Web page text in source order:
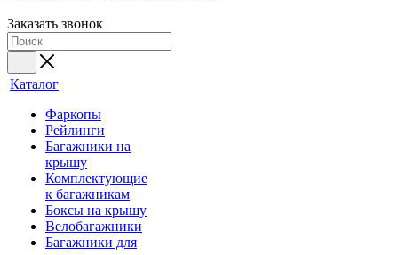
Заказать звонок
Каталог
Фаркопы
Рейлинги
Багажники на
крышу
Комплектующие
к багажникам
Боксы на крышу
Велобагажники
Багажники для